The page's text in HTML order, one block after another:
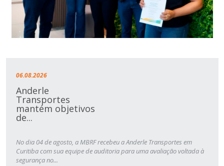
06.08.2026
Anderle
Transportes
mantém objetivos
de...
No dia 04 de agosto, a MBRF recebeu a Anderle Transportes em
Curitiba com sua equipe de auditoria para uma avaliação voltada à
segurança no...